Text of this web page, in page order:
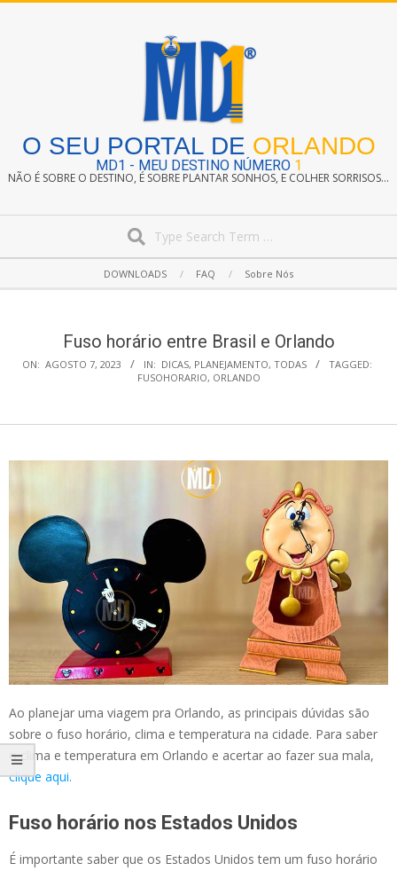
O SEU PORTAL DE ORLANDO
MD1 - MEU DESTINO NÚMERO 1
NÃO É SOBRE O DESTINO, É SOBRE PLANTAR SONHOS, E COLHER SORRISOS...
Navigation
DOWNLOADS FAQ Sobre Nós
Fuso horário entre Brasil e Orlando
ON: AGOSTO 7, 2023 IN: DICAS, PLANEJAMENTO, TODAS
TAGGED:
FUSOHORARIO, ORLANDO
Ao planejar uma viagem pra Orlando, as principais dúvidas são
sobre o fuso horário, clima e temperatura na cidade. Para saber
o clima e temperatura em Orlando e acertar ao fazer sua mala,
clique aqui.
Fuso horário nos Estados Unidos
É importante saber que os Estados Unidos tem um fuso horário